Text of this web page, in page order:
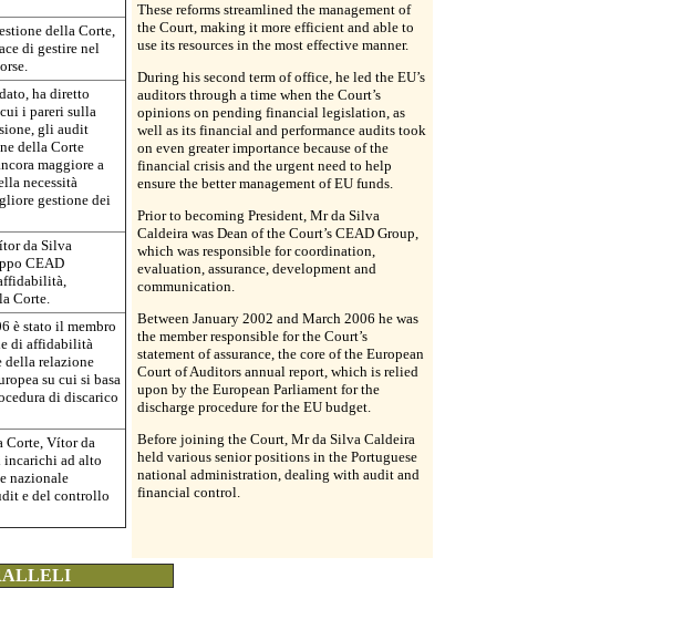
della Corte,
di gestire nel
ha diretto
i pareri sulla
gli audit
della Corte
maggiore a
necessità
gestione dei
da Silva
CEAD
Corte.
è stato il membro
di affidabilità
della relazione
su cui si basa
di discarico
Corte, Vítor da
incarichi ad alto
nazionale
e del controllo
These reforms streamlined the management of
the Court, making it more efficient and able to
use its resources in the most effective manner.
During his second term of office, he led the EU’s
auditors through a time when the Court’s
opinions on pending financial legislation, as
well as its financial and performance audits took
on even greater importance because of the
financial crisis and the urgent need to help
ensure the better management of EU funds.
Prior to becoming President, Mr da Silva
Caldeira was Dean of the Court’s CEAD Group,
which was responsible for coordination,
evaluation, assurance, development and
communication.
Between January 2002 and March 2006 he was
the member responsible for the Court’s
statement of assurance, the core of the European
Court of Auditors annual report, which is relied
upon by the European Parliament for the
discharge procedure for the EU budget.
Before joining the Court, Mr da Silva Caldeira
held various senior positions in the Portuguese
national administration, dealing with audit and
financial control.